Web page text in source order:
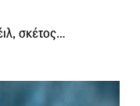
σκέτος…